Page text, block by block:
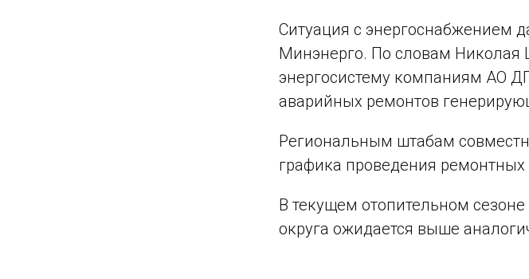
Ситуация с энергоснабжением
Минэнерго. По словам Николая
энергосистему компаниям АО
аварийных ремонтов
Региональным штабам
графика проведения ремонтных
В текущем отопительном
округа ожидается выше